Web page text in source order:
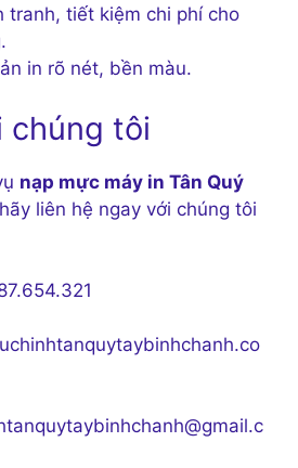
tranh, tiết kiệm chi phí cho
in rõ nét, bền màu.
chúng tôi
nạp mực máy in Tân Quý
liên hệ ngay với chúng tôi